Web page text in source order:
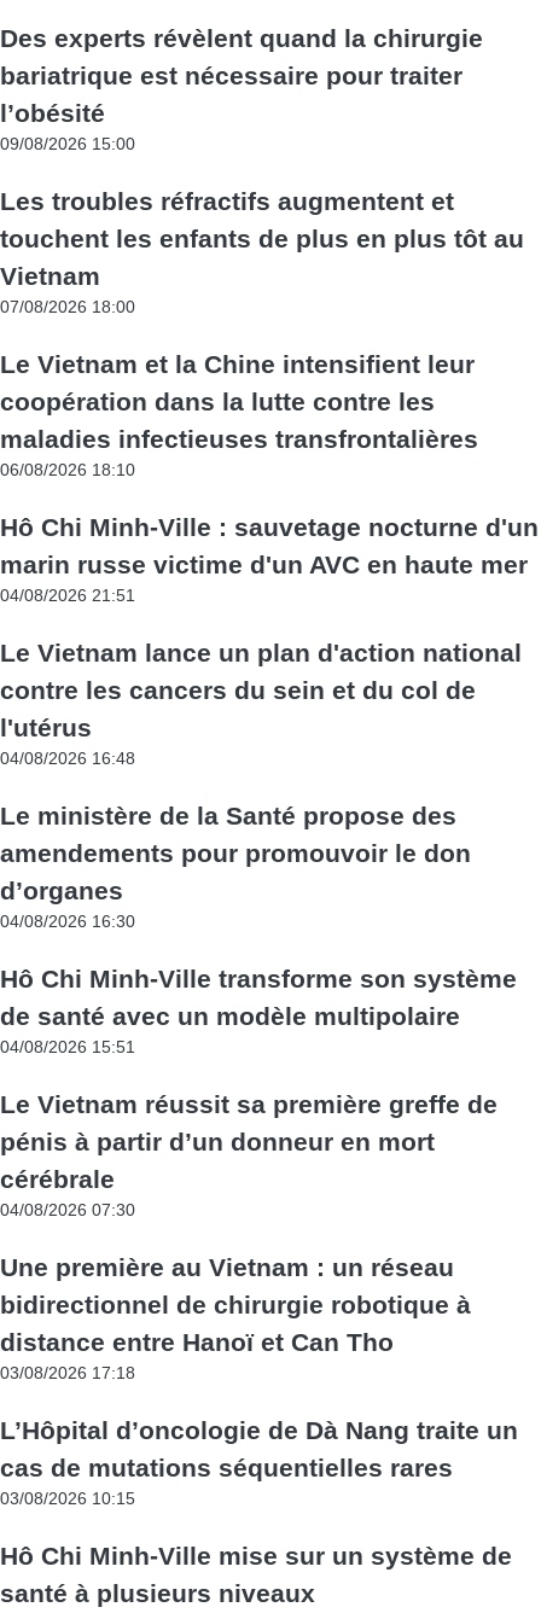
Des experts révèlent quand la chirurgie
bariatrique est nécessaire pour traiter
l’obésité
09/08/2026 15:00
Les troubles réfractifs augmentent et
touchent les enfants de plus en plus tôt au
Vietnam
07/08/2026 18:00
Le Vietnam et la Chine intensifient leur
coopération dans la lutte contre les
maladies infectieuses transfrontalières
06/08/2026 18:10
Hô Chi Minh-Ville : sauvetage nocturne d'un
marin russe victime d'un AVC en haute mer
04/08/2026 21:51
Le Vietnam lance un plan d'action national
contre les cancers du sein et du col de
l'utérus
04/08/2026 16:48
Le ministère de la Santé propose des
amendements pour promouvoir le don
d’organes
04/08/2026 16:30
Hô Chi Minh-Ville transforme son système
de santé avec un modèle multipolaire
04/08/2026 15:51
Le Vietnam réussit sa première greffe de
pénis à partir d’un donneur en mort
cérébrale
04/08/2026 07:30
Une première au Vietnam : un réseau
bidirectionnel de chirurgie robotique à
distance entre Hanoï et Can Tho
03/08/2026 17:18
L’Hôpital d’oncologie de Dà Nang traite un
cas de mutations séquentielles rares
03/08/2026 10:15
Hô Chi Minh-Ville mise sur un système de
santé à plusieurs niveaux